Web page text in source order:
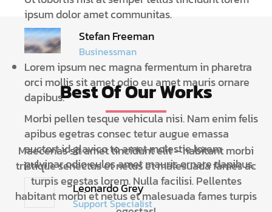
ipsum dolor amet communitas.
Stefan Freeman
Businessman
Lorem ipsum nec magna fermentum in pharetra
orci mollis sit amet odio eu amet mauris ornare
dapibus.
Morbi pellen tesque vehicula nisi. Nam enim felis
apibus egetras consec tetur augue emassa
auctort id glavico to amet molestie lorem
pulvinar odio eulos amet mauris ornare dapibus.
Leonardo Grey
Support Specialist
Best Of Our Works
Maecenas sit amet tincidunt elit – habitant morbi
tristique senectus et netus et malesuada fames ac
turpis egestas lorem. Nulla facilisi. Pellentes
habitant morbi et netus et malesuada fames turpis